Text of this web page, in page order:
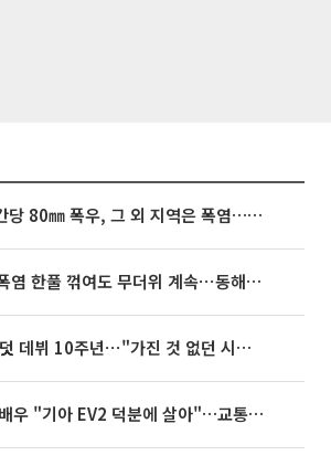
동해안은 시간당 80㎜ 폭우, 그 외 지역은 폭염…‘극과 극 날씨’
[내일 날씨] 폭염 한풀 꺾여도 무더위 계속⋯동해안 이틀 연속 비
임영웅, 어느덧 데뷔 10주년⋯"가진 것 없던 시절, 내 앞엔 20명의 팬뿐"
'굿 윌 헌팅' 배우 "기아 EV2 덕분에 살아"…교통사고 후 안전성 극찬